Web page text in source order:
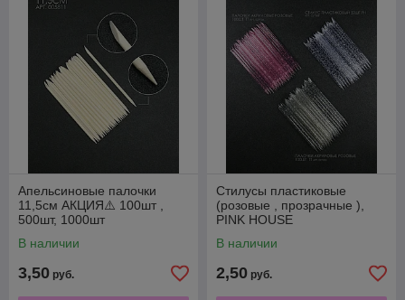
Апельсиновые палочки
11,5см АКЦИЯ⚠️ 100шт ,
500шт, 1000шт
В наличии
3,50 руб.
Стилусы пластиковые
(розовые , прозрачные ),
PINK HOUSE
В наличии
2,50 руб.